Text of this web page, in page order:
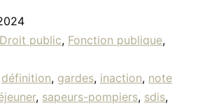
Droit public, Fonction publique,
définition, gardes, inaction, note
, sapeurs-pompiers, sdis,